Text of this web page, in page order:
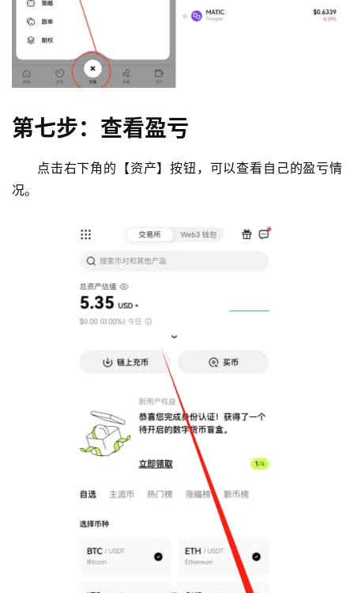
第七步：查看盈亏
点击右下角的【资产】按钮，可以查看自己的盈亏情
况。